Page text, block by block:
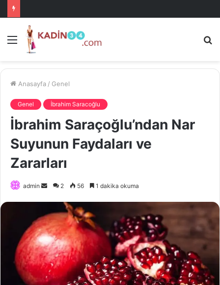
Menü
Anasayfa / Genel
Genel İbrahim Saracoğlu
İbrahim Saraçoğlu’ndan Nar
Suyunun Faydaları ve
Zararları
admin
Bir
göndermek
2 56 1 dakika okuma